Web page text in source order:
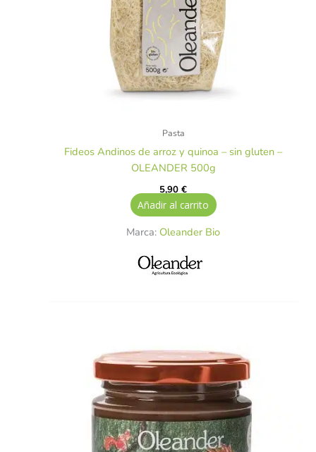
Pasta
Fideos Andinos de arroz y quinoa – sin gluten –
OLEANDER 500g
5,90€
Añadir al carrito
Marca: Oleander Bio